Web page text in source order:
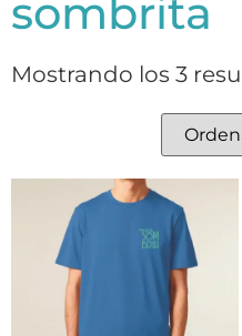
sombrita
Mostrando los 3